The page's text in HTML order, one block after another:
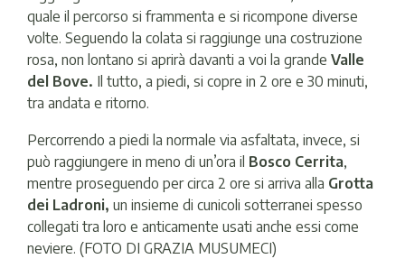
quale il percorso si frammenta e si ricompone diverse
volte. Seguendo la colata si raggiunge una costruzione
rosa, non lontano si aprirà davanti a voi la grande Valle
del Bove. Il tutto, a piedi, si copre in 2 ore e 30 minuti,
tra andata e ritorno.
Percorrendo a piedi la normale via asfaltata, invece, si
può raggiungere in meno di un’ora il Bosco Cerrita,
mentre proseguendo per circa 2 ore si arriva alla Grotta
dei Ladroni, un insieme di cunicoli sotterranei spesso
collegati tra loro e anticamente usati anche essi come
neviere. (FOTO DI GRAZIA MUSUMECI)